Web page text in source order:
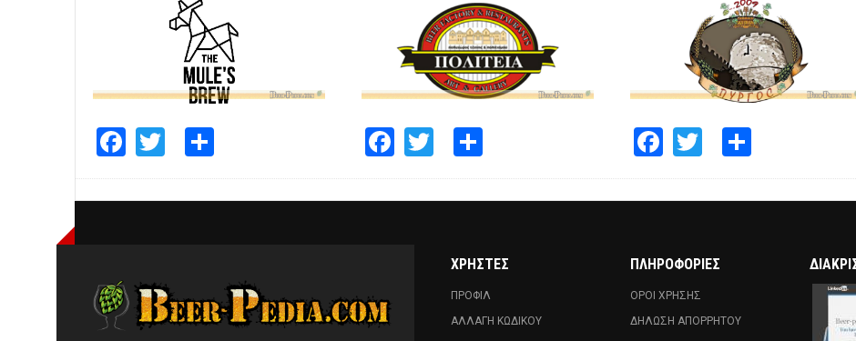
Facebook
Twitter Facebook
Twitter Facebook
Twitter
ΧΡΗΣΤΕΣ
ΠΡΟΦΙΛ
ΑΛΛΑΓΗ ΚΩΔΙΚΟΥ
ΠΛΗΡΟΦΟΡΙΕΣ
ΟΡΟΙ ΧΡΗΣΗΣ
ΔΗΛΩΣΗ ΑΠΟΡΡΗΤΟΥ